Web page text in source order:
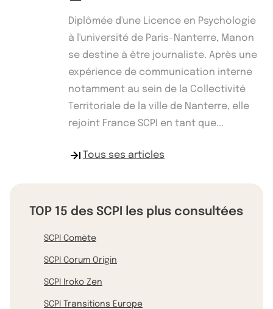
Diplômée d'une Licence en Psychologie
à l'université de Paris-Nanterre, Manon
se destine à être journaliste. Après une
expérience de communication interne
notamment au sein de la Collectivité
Territoriale de la ville de Nanterre, elle
rejoint France SCPI en tant que...
Tous ses articles
TOP 15 des SCPI les plus consultées
SCPI Comète
SCPI Corum Origin
SCPI Iroko Zen
SCPI Transitions Europe